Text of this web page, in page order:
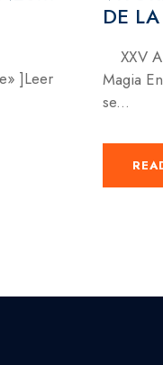
]Leer
DE
XXV
Magia
se...